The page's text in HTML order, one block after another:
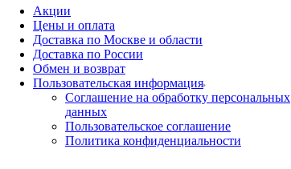
Акции
Цены и оплата
Доставка по Москве и области
Доставка по России
Обмен и возврат
Пользовательская информация
Соглашение на обработку персональных
данных
Пользовательское соглашение
Политика конфиденциальности